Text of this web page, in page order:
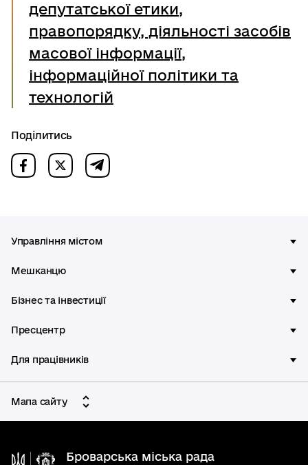
депутатської етики,
правопорядку, діяльності засобів
масової інформації,
інформаційної політики та
технологій
Поділитись
Управління містом
Мешканцю
Бізнес та інвестиції
Пресцентр
Для працівників
Мапа сайту
Броварська міська рада